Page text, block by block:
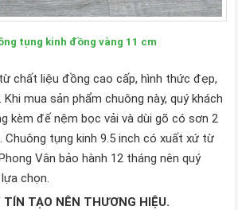
tụng kinh đồng vàng 11 cm
chất liệu đồng cao cấp, hình thức đẹp,
Khi mua sản phẩm chuông này, quý khách
kèm đế nệm bọc vải và dùi gõ có sơn 2
tụng kinh 9.5 inch có xuất xứ từ
Vân bảo hành 12 tháng nên quý
chọn.
TÍN TẠO NÊN THƯƠNG HIỆU.